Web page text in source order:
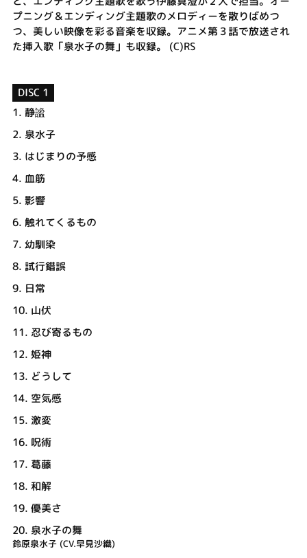
プニング＆エンディング主題歌のメロディーを散りばめつ
つ、美しい映像を彩る音楽を収録。アニメ第３話で放送され
た挿入歌「泉水子の舞」も収録。 (C)RS
DISC 1
1. 静謐
2. 泉水子
3. はじまりの予感
4. 血筋
5. 影響
6. 触れてくるもの
7. 幼馴染
8. 試行錯誤
9. 日常
10. 山伏
11. 忍び寄るもの
12. 姫神
13. どうして
14. 空気感
15. 激変
16. 呪術
17. 葛藤
18. 和解
19. 優美さ
20. 泉水子の舞
鈴原泉水子 (CV.早見沙織)